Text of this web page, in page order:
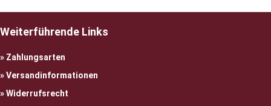
Weiterführende Links
Zahlungsarten
Versandinformationen
Widerrufsrecht